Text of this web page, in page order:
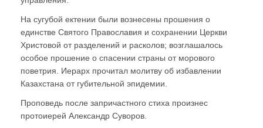
На сугубой ектении были вознесены прошения о
единстве Святого Православия и сохранении Церкви
Христовой от разделений и расколов; возглашалось
особое прошение о спасении страны от морового
поветрия. Иерарх прочитал молитву об избавлении
Казахстана от губительной эпидемии.
Проповедь после запричастного стиха произнес
протоиерей Александр Суворов.